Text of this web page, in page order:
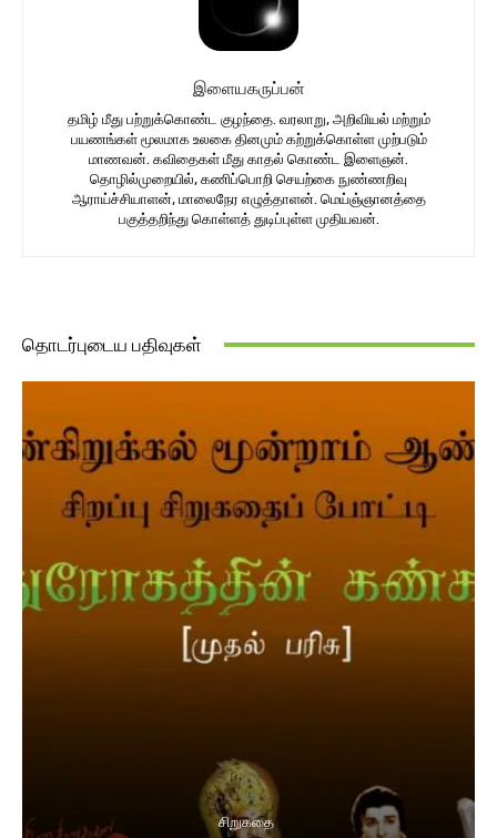
இளையகருப்பன்
தமிழ் மீது பற்றுக்கொண்ட குழந்தை. வரலாறு, அறிவியல் மற்றும்
பயணங்கள் மூலமாக உலகை தினமும் கற்றுக்கொள்ள முற்படும்
மாணவன். கவிதைகள் மீது காதல் கொண்ட இளைஞன்.
தொழில்முறையில், கணிப்பொறி செயற்கை நுண்ணறிவு
ஆராய்ச்சியாளன், மாலைநேர எழுத்தாளன். மெய்ஞ்ஞானத்தை
பகுத்தறிந்து கொள்ளத் துடிப்புள்ள முதியவன்.
தொடர்புடைய பதிவுகள்
சிறுகதை